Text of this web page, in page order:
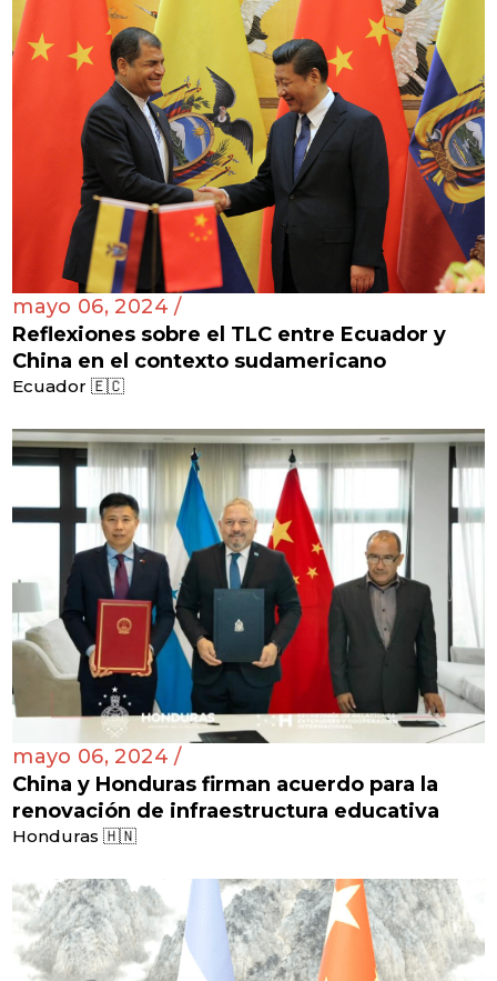
mayo 06, 2024 /
Reflexiones sobre el TLC entre Ecuador y
China en el contexto sudamericano
Ecuador 🇪🇨
mayo 06, 2024 /
China y Honduras firman acuerdo para la
renovación de infraestructura educativa
Honduras 🇭🇳